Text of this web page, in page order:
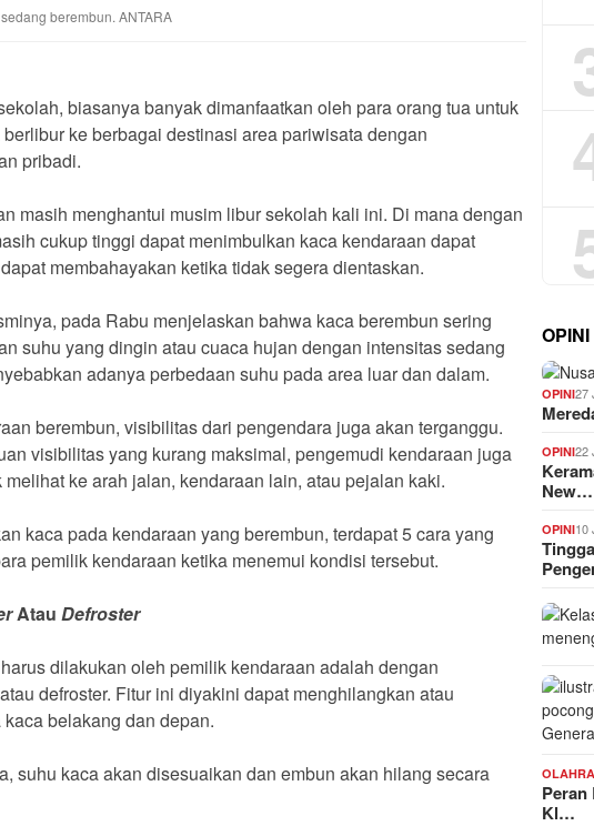
berembun. ANTARA
biasanya banyak dimanfaatkan oleh para orang tua untuk
ke berbagai destinasi area pariwisata dengan
pribadi.
masih menghantui musim libur sekolah kali ini. Di mana dengan
cukup tinggi dapat menimbulkan kaca kendaraan dapat
membahayakan ketika tidak segera dientaskan.
pada Rabu menjelaskan bahwa kaca berembun sering
suhu yang dingin atau cuaca hujan dengan intensitas sedang
adanya perbedaan suhu pada area luar dan dalam.
berembun, visibilitas dari pengendara juga akan terganggu.
visibilitas yang kurang maksimal, pengemudi kendaraan juga
ke arah jalan, kendaraan lain, atau pejalan kaki.
kaca pada kendaraan yang berembun, terdapat 5 cara yang
pemilik kendaraan ketika menemui kondisi tersebut.
Atau Defroster
dilakukan oleh pemilik kendaraan adalah dengan
defroster. Fitur ini diyakini dapat menghilangkan atau
belakang dan depan.
suhu kaca akan disesuaikan dan embun akan hilang secara
OPINI
OPINI27
OPINI22
New…
OPINI10
Peran
Kl…